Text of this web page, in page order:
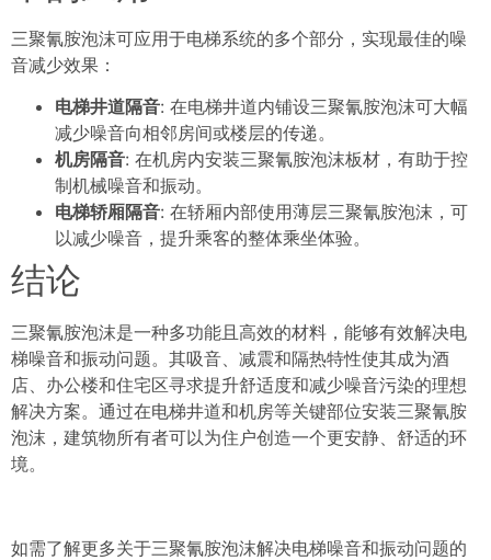
三聚氰胺泡沫可应用于电梯系统的多个部分，实现最佳的噪
音减少效果：
电梯井道隔音: 在电梯井道内铺设三聚氰胺泡沫可大幅
减少噪音向相邻房间或楼层的传递。
机房隔音: 在机房内安装三聚氰胺泡沫板材，有助于控
制机械噪音和振动。
电梯轿厢隔音: 在轿厢内部使用薄层三聚氰胺泡沫，可
以减少噪音，提升乘客的整体乘坐体验。
结论
三聚氰胺泡沫是一种多功能且高效的材料，能够有效解决电
梯噪音和振动问题。其吸音、减震和隔热特性使其成为酒
店、办公楼和住宅区寻求提升舒适度和减少噪音污染的理想
解决方案。通过在电梯井道和机房等关键部位安装三聚氰胺
泡沫，建筑物所有者可以为住户创造一个更安静、舒适的环
境。
如需了解更多关于三聚氰胺泡沫解决电梯噪音和振动问题的